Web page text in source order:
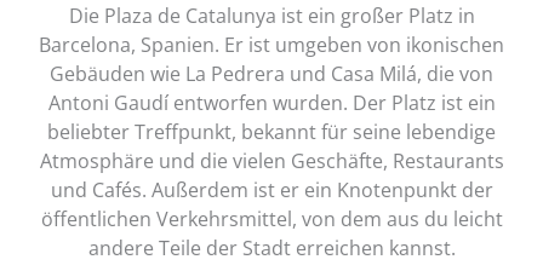
Die Plaza de Catalunya ist ein großer Platz in
Barcelona, Spanien. Er ist umgeben von ikonischen
Gebäuden wie La Pedrera und Casa Milá, die von
Antoni Gaudí entworfen wurden. Der Platz ist ein
beliebter Treffpunkt, bekannt für seine lebendige
Atmosphäre und die vielen Geschäfte, Restaurants
und Cafés. Außerdem ist er ein Knotenpunkt der
öffentlichen Verkehrsmittel, von dem aus du leicht
andere Teile der Stadt erreichen kannst.